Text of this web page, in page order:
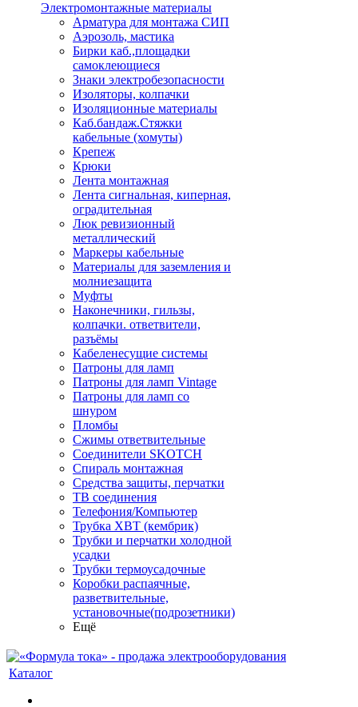
Электромонтажные материалы
Арматура для монтажа СИП
Аэрозоль, мастика
Бирки каб.,площадки
самоклеющиеся
Знаки электробезопасности
Изоляторы, колпачки
Изоляционные материалы
Каб.бандаж.Стяжки
кабельные (хомуты)
Крепеж
Крюки
Лента монтажная
Лента сигнальная, киперная,
оградительная
Люк ревизионный
металлический
Маркеры кабельные
Материалы для заземления и
молниезащита
Муфты
Наконечники, гильзы,
колпачки. ответвители,
разъёмы
Кабеленесущие системы
Патроны для ламп
Патроны для ламп Vintage
Патроны для ламп со
шнуром
Пломбы
Сжимы ответвительные
Соединители SKOTCH
Спираль монтажная
Средства защиты, перчатки
ТВ соединения
Телефония/Компьютер
Трубка ХВТ (кембрик)
Трубки и перчатки холодной
усадки
Трубки термоусадочные
Коробки распаячные,
разветвительные,
установочные(подрозетники)
Ещё
Каталог